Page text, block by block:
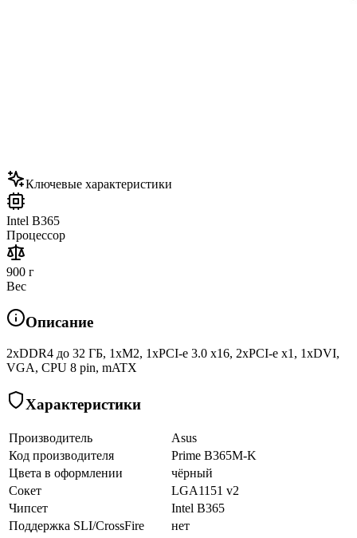
Ключевые характеристики
Intel B365
Процессор
900 г
Вес
Описание
2xDDR4 до 32 ГБ, 1xM2, 1xPCI-e 3.0 x16, 2xPCI-e x1, 1xDVI,
VGA, CPU 8 pin, mATX
Характеристики
Производитель
Asus
Код производителя
Prime B365M-K
Цвета в оформлении
чёрный
Сокет
LGA1151 v2
Чипсет
Intel B365
Поддержка SLI/CrossFire
нет